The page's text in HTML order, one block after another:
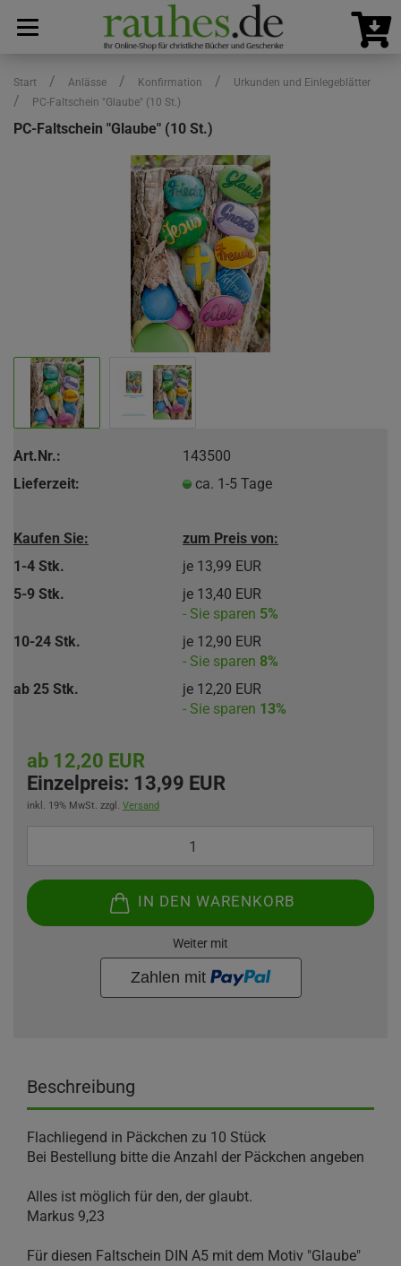
Start / Anlässe / Konfirmation / Urkunden und Einlegeblätter
/ PC-Faltschein "Glaube" (10 St.)
PC-Faltschein "Glaube" (10 St.)
Art.Nr.:
143500
Lieferzeit:
ca. 1-5 Tage
Kaufen Sie:
zum Preis von:
1-4 Stk.
je 13,99 EUR
5-9 Stk.
je 13,40 EUR
- Sie sparen 5%
10-24 Stk.
je 12,90 EUR
- Sie sparen 8%
ab 25 Stk.
je 12,20 EUR
- Sie sparen 13%
ab 12,20 EUR
Einzelpreis: 13,99 EUR
inkl. 19% MwSt. zzgl. Versand
IN DEN WARENKORB
Weiter mit
Beschreibung
Flachliegend in Päckchen zu 10 Stück
Bei Bestellung bitte die Anzahl der Päckchen angeben
Alles ist möglich für den, der glaubt.
Markus 9,23
Für diesen Faltschein DIN A5 mit dem Motiv "Glaube"